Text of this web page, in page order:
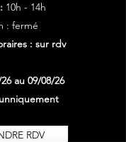
10h - 14h
: fermé
: sur rdv
au 09/08/26
RDV